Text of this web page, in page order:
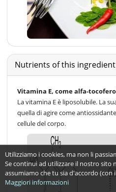
Nutrients of this
Vitamina E, come alfa-
La vitamina E è liposolubile. La
quella di agire come
cellule del corpo.
Utilizziamo i cookies, ma non li
Se continui ad utilizzare il nostro sito
assumiamo che tu sia d'accordo (con
Maggiori informazioni